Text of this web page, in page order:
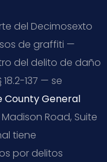
del Decimosexto
de graffiti —
del delito de daño
137 — se
County General
Madison Road, Suite
tiene
por delitos